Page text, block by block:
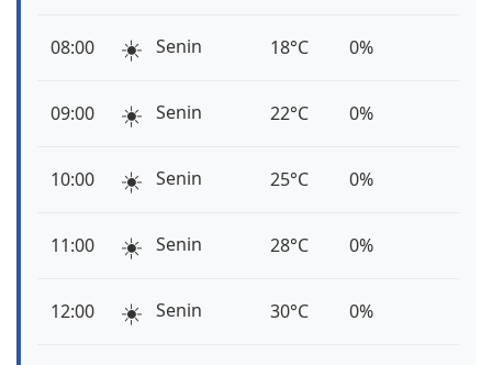
08:00 ☀️ Senin 18°C 0%
09:00 ☀️ Senin 22°C 0%
10:00 ☀️ Senin 25°C 0%
11:00 ☀️ Senin 28°C 0%
12:00 ☀️ Senin 30°C 0%